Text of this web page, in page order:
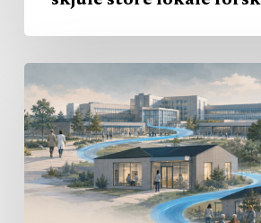
nære
sundhed
får
sit